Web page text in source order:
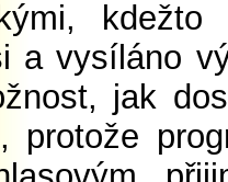
a vysíl áno
jak
protože